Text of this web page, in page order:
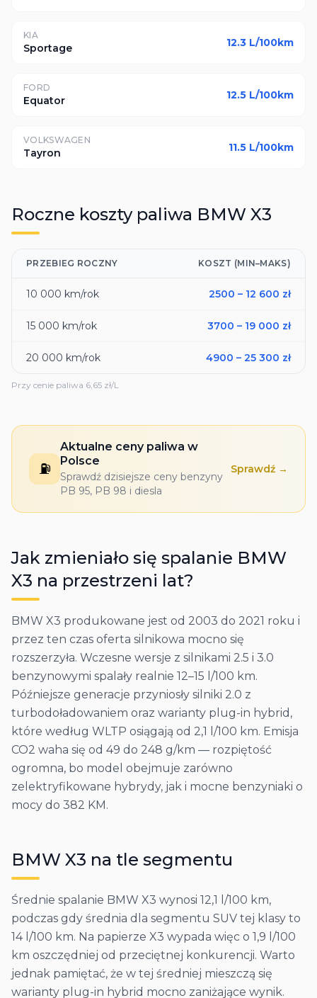
KIA
Sportage 12.3 L/100km
FORD
Equator 12.5 L/100km
VOLKSWAGEN
Tayron 11.5 L/100km
Roczne koszty paliwa BMW X3
PRZEBIEG ROCZNY KOSZT (MIN–MAKS)
10 000 km/rok 2500 – 12 600 zł
15 000 km/rok 3700 – 19 000 zł
20 000 km/rok 4900 – 25 300 zł
Przy cenie paliwa 6,65 zł/L
⛽
Aktualne ceny paliwa w
Polsce
Sprawdź dzisiejsze ceny benzyny
PB 95, PB 98 i diesla
Sprawdź →
Jak zmieniało się spalanie BMW
X3 na przestrzeni lat?
BMW X3 produkowane jest od 2003 do 2021 roku i
przez ten czas oferta silnikowa mocno się
rozszerzyła. Wczesne wersje z silnikami 2.5 i 3.0
benzynowymi spalały realnie 12–15 l/100 km.
Późniejsze generacje przyniosły silniki 2.0 z
turbodoładowaniem oraz warianty plug-in hybrid,
które według WLTP osiągają od 2,1 l/100 km. Emisja
CO2 waha się od 49 do 248 g/km — rozpiętość
ogromna, bo model obejmuje zarówno
zelektryfikowane hybrydy, jak i mocne benzyniaki o
mocy do 382 KM.
BMW X3 na tle segmentu
Średnie spalanie BMW X3 wynosi 12,1 l/100 km,
podczas gdy średnia dla segmentu SUV tej klasy to
14 l/100 km. Na papierze X3 wypada więc o 1,9 l/100
km oszczędniej od przeciętnej konkurencji. Warto
jednak pamiętać, że w tej średniej mieszczą się
warianty plug-in hybrid mocno zaniżające wynik.